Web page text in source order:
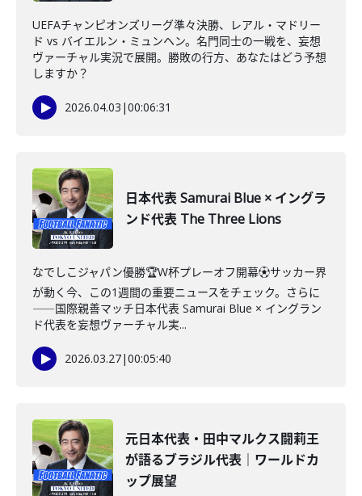
UEFAチャンピオンズリーグ準々決勝、レアル・マドリー
ド vs バイエルン・ミュンヘン。名門同士の一戦を、妄想
ヴァーチャル実況で展開。勝敗の行方、あなたはどう予想
しますか？
2026.04.03 |00:06:31
日本代表 Samurai Blue × イングラ
ンド代表 The Three Lions
なでしこジャパン優勝🏆W杯プレーオフ開幕⚽️サッカー界
が動く今、この1週間の重要ニュースをチェック。さらに
――国際親善マッチ日本代表 Samurai Blue × イングラン
ド代表を妄想ヴァーチャル実...
2026.03.27|00:05:40
元日本代表・田中マルクス闘莉王
が語るブラジル代表｜ワールドカ
ップ展望